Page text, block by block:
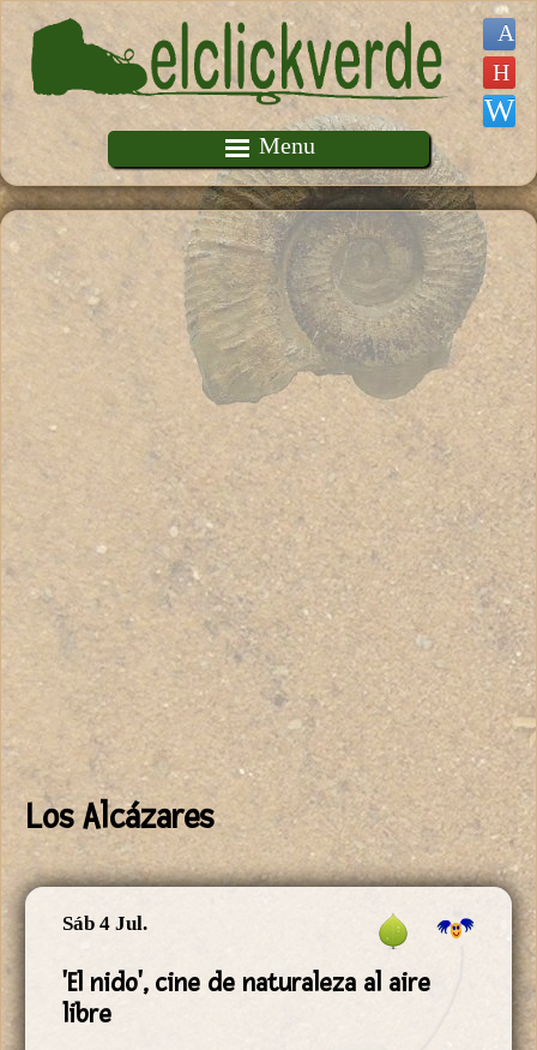
Pasar al contenido principal
Menu
Los Alcázares
Sáb 4 Jul.
'El nido', cine de naturaleza al aire
libre